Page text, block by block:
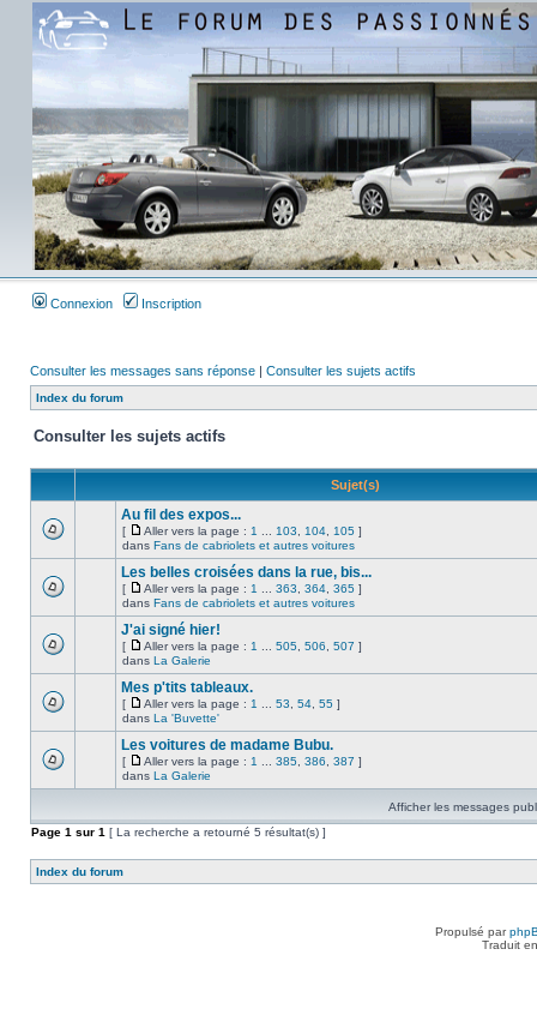
Connexion Inscription
Consulter les messages sans réponse | Consulter les sujets actifs
Index du forum
Consulter les sujets actifs
Sujet(s)
Au fil des expos...
[ Aller vers la page : 1 103 104 105 ]
dans Fans de cabriolets et autres voitures
Les belles croisées dans la rue, bis...
[ Aller vers la page : 1 363 364 365 ]
dans Fans de cabriolets et autres voitures
J'ai signé hier!
[ Aller vers la page : 1 505 506 507 ]
dans La Galerie
Mes p'tits tableaux.
[ Aller vers la page : 1 53 54 55 ]
dans La 'Buvette'
Les voitures de madame Bubu.
[ Aller vers la page : 1 385 386 387 ]
dans La Galerie
Afficher les messages
Page 1 sur 1 [ La recherche a retourné 5 résultat(s) ]
Index du forum
Propulsé par
Traduit